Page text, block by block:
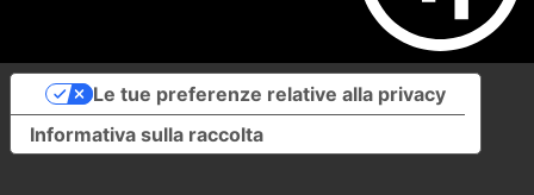
Informativa sulla raccolta
Le tue preferenze relative alla privacy